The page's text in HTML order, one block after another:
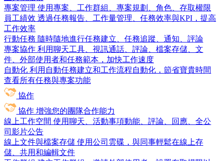
專案管理 使用專案、工作群組、專案規劃、角色、存取權限
員工績效 透過任務報告、工作量管理、任務效率與KPI，提高
工作效率
行動任務 隨時隨地進行任務建立、任務追蹤、通知、評論
專案協作 利用聊天工具、視訊通話、評論、檔案存儲、文
件、外部使用者和任務範本，加快工作速度
自動化 利用自動任務建立和工作流程自動化，節省寶貴時間
查看所有任務與專案功能
協作
協作 增強您的團隊合作能力
線上工作空間 使用聊天、活動事項動能、評論、回應、全公
司影片公告
線上文件與檔案存儲 使用公司雲碟，與同事輕鬆在線上存
儲、共用和編輯文件